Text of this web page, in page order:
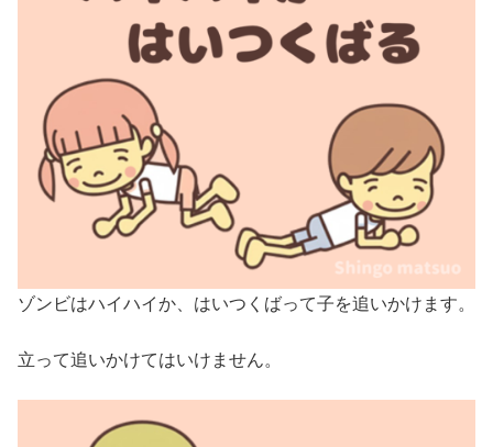
ゾンビはハイハイか、はいつくばって子を追いかけます。
立って追いかけてはいけません。